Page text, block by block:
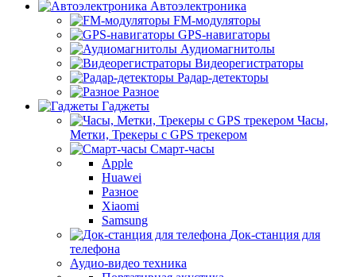
Автоэлектроника
FM-модуляторы
GPS-навигаторы
Аудиомагнитолы
Видеорегистраторы
Радар-детекторы
Разное
Гаджеты
Часы,
Метки, Трекеры с GPS трекером
Смарт-часы
Apple
Huawei
Разное
Xiaomi
Samsung
Док-станция для
телефона
Аудио-видео техника